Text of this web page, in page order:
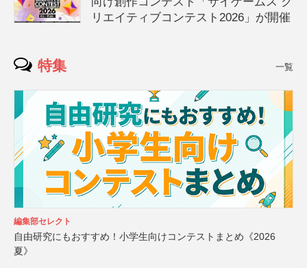
リエイティブコンテスト2026」が開催
特集 一覧
編集部セレクト
自由研究にもおすすめ！小学生向けコンテストまとめ《2026
夏》